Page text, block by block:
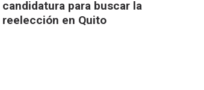
candidatura para buscar la
reelección en Quito